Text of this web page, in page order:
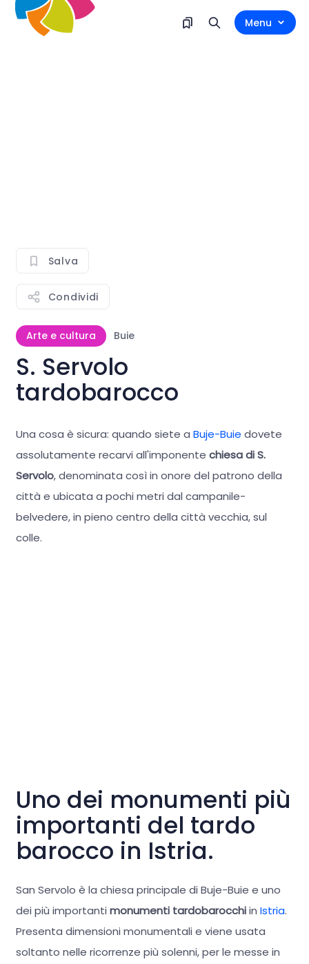
Menu
Salva
Condividi
Arte e cultura Buie
S. Servolo
tardobarocco
Una cosa è sicura: quando siete a Buje-Buie dovete
assolutamente recarvi all'imponente chiesa di S.
Servolo, denominata così in onore del patrono della
città e ubicata a pochi metri dal campanile-
belvedere, in pieno centro della città vecchia, sul
colle.
Uno dei monumenti più
importanti del tardo
barocco in Istria.
San Servolo è la chiesa principale di Buje-Buie e uno
dei più importanti monumenti tardobarocchiin Istria.
Presenta dimensioni monumentali e viene usata
soltanto nelle ricorrenze più solenni, per le messe in